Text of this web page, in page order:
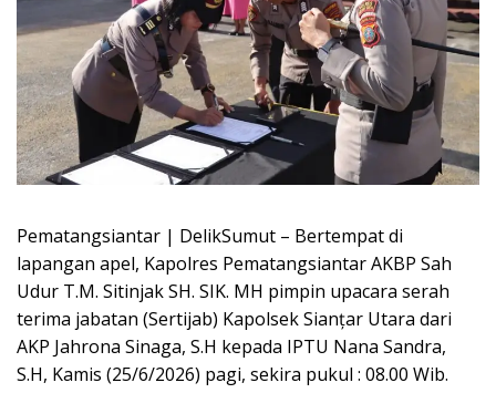
Pematangsiantar | DelikSumut – Bertempat di
lapangan apel, Kapolres Pematangsiantar AKBP Sah
Udur T.M. Sitinjak SH. SIK. MH pimpin upacara serah
terima jabatan (Sertijab) Kapolsek Sianțar Utara dari
AKP Jahrona Sinaga, S.H kepada IPTU Nana Sandra,
S.H, Kamis (25/6/2026) pagi, sekira pukul : 08.00 Wib.